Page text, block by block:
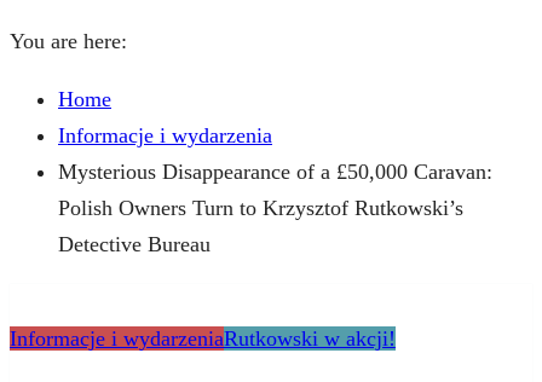
You are here:
Home
Informacje i wydarzenia
Mysterious Disappearance of a £50,000 Caravan:
Polish Owners Turn to Krzysztof Rutkowski’s
Detective Bureau
Informacje i wydarzeniaRutkowski w akcji!